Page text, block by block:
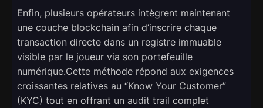
Enfin, plusieurs opérateurs intègrent maintenant
une couche blockchain afin d’inscrire chaque
transaction directe dans un registre immuable
visible par le joueur via son portefeuille
numérique.Cette méthode répond aux exigences
croissantes relatives au “Know Your Customer”
(KYC) tout en offrant un audit trail complet